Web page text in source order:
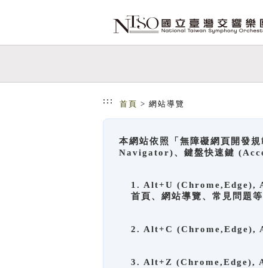
::: 首頁 > 網站導覽
本網站依照「無障礙網頁開發
Navigator)、鍵盤快速鍵
1. Alt+U (Chrome,Edge),
首頁、網站導覽、常見問題等
2. Alt+C (Chrome,Edge),
3. Alt+Z (Chrome,Edge),